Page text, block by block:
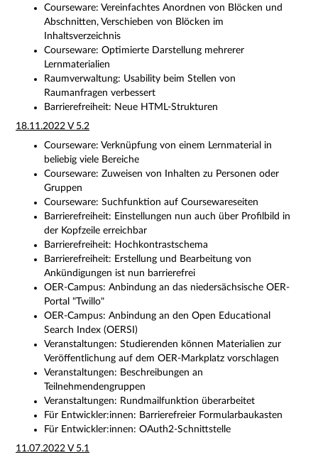
Courseware: Vereinfachtes Anordnen von Blöcken und
Abschnitten, Verschieben von Blöcken im
Inhaltsverzeichnis
Courseware: Optimierte Darstellung mehrerer
Lernmaterialien
Raumverwaltung: Usability beim Stellen von
Raumanfragen verbessert
Barrierefreiheit: Neue HTML-Strukturen
18.11.2022 V 5.2
Courseware: Verknüpfung von einem Lernmaterial in
beliebig viele Bereiche
Courseware: Zuweisen von Inhalten zu Personen oder
Gruppen
Courseware: Suchfunktion auf Coursewareseiten
Barrierefreiheit: Einstellungen nun auch über Profilbild in
der Kopfzeile erreichbar
Barrierefreiheit: Hochkontrastschema
Barrierefreiheit: Erstellung und Bearbeitung von
Ankündigungen ist nun barrierefrei
OER-Campus: Anbindung an das niedersächsische OER-
Portal "Twillo"
OER-Campus: Anbindung an den Open Educational
Search Index (OERSI)
Veranstaltungen: Studierenden können Materialien zur
Veröffentlichung auf dem OER-Markplatz vorschlagen
Veranstaltungen: Beschreibungen an
Teilnehmendengruppen
Veranstaltungen: Rundmailfunktion überarbeitet
Für Entwickler:innen: Barrierefreier Formularbaukasten
Für Entwickler:innen: OAuth2-Schnittstelle
11.07.2022 V 5.1